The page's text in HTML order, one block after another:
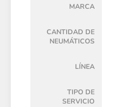
MARCA
CANTIDAD DE
NEUMÁTICOS
LÍNEA
TIPO DE
SERVICIO